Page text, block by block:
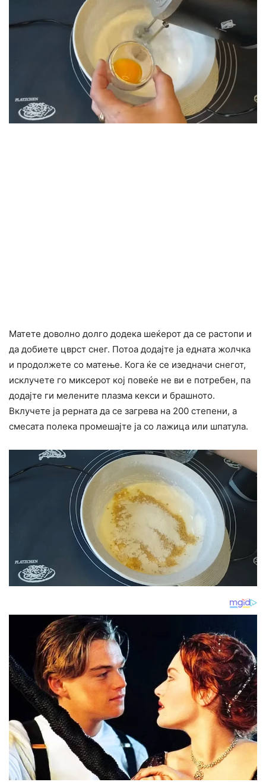
Матете доволно долго додека шеќерот да се растопи и
да добиете цврст снег. Потоа додајте ја едната жолчка
и продолжете со матење. Кога ќе се изедначи снегот,
исклучете го миксерот кој повеќе не ви е потребен, па
додајте ги мелените плазма кекси и брашното.
Вклучете ја рерната да се загрева на 200 степени, а
смесата полека промешајте ја со лажица или шпатула.